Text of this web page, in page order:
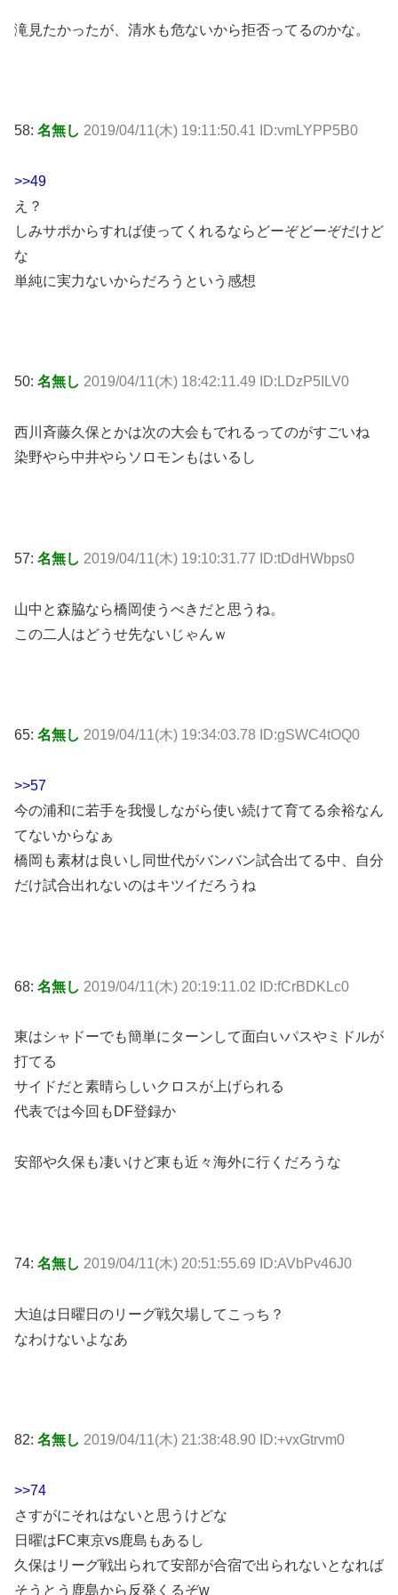
滝見たかったが、清水も危ないから拒否ってるのかな。
58: 名無し 2019/04/11(木) 19:11:50.41 ID:vmLYPP5B0
>>49
え？
しみサポからすれば使ってくれるならどーぞどーぞだけど
な
単純に実力ないからだろうという感想
50: 名無し 2019/04/11(木) 18:42:11.49 ID:LDzP5ILV0
西川斉藤久保とかは次の大会もでれるってのがすごいね
染野やら中井やらソロモンもはいるし
57: 名無し 2019/04/11(木) 19:10:31.77 ID:tDdHWbps0
山中と森脇なら橋岡使うべきだと思うね。
この二人はどうせ先ないじゃんｗ
65: 名無し 2019/04/11(木) 19:34:03.78 ID:gSWC4tOQ0
>>57
今の浦和に若手を我慢しながら使い続けて育てる余裕なん
てないからなぁ
橋岡も素材は良いし同世代がバンバン試合出てる中、自分
だけ試合出れないのはキツイだろうね
68: 名無し 2019/04/11(木) 20:19:11.02 ID:fCrBDKLc0
東はシャドーでも簡単にターンして面白いパスやミドルが
打てる
サイドだと素晴らしいクロスが上げられる
代表では今回もDF登録か
安部や久保も凄いけど東も近々海外に行くだろうな
74: 名無し 2019/04/11(木) 20:51:55.69 ID:AVbPv46J0
大迫は日曜日のリーグ戦欠場してこっち？
なわけないよなあ
82: 名無し 2019/04/11(木) 21:38:48.90 ID:+vxGtrvm0
>>74
さすがにそれはないと思うけどな
日曜はFC東京vs鹿島もあるし
久保はリーグ戦出られて安部が合宿で出られないとなれば
そうとう鹿島から反発くるぞw